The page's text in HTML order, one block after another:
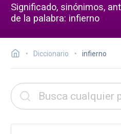
Significado, sinónimos,
de la palabra: infierno
Diccionario infierno